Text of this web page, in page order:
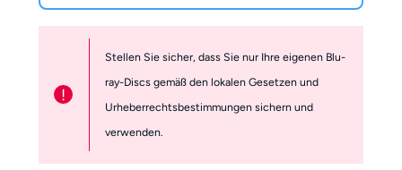
!
Stellen Sie sicher, dass Sie nur Ihre eigenen Blu-
ray-Discs gemäß den lokalen Gesetzen und
Urheberrechtsbestimmungen sichern und
verwenden.